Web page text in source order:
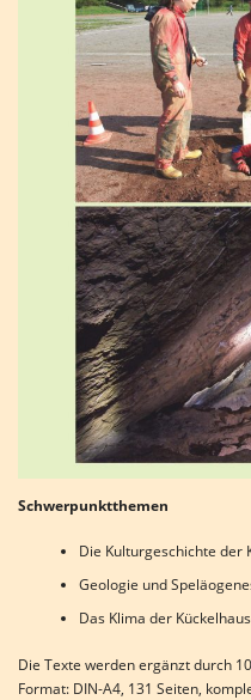
Schwerpunktthemen
Die Kulturgeschichte der
Geologie und
Das Klima der
Die Texte werden ergänzt durch
Format: DIN-A4, 131 Seiten,